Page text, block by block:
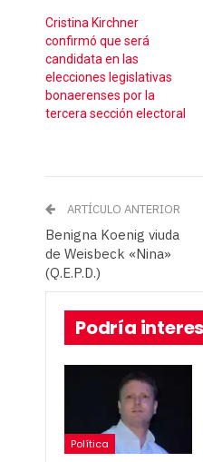
Cristina Kirchner
confirmó que será
candidata en las
elecciones legislativas
bonaerenses por la
tercera sección electoral
ARTÍCULO ANTERIOR
Benigna Koenig viuda
de Weisbeck «Nina»
(Q.E.P.D.)
Podría
Política